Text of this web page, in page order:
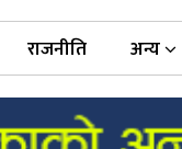
राजनीति अन्य